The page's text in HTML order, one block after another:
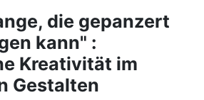
die gepanzert
kann" :
Kreativität im
Gestalten